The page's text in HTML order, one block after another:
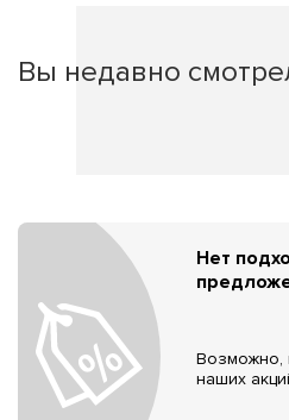
Вы недавно
Нет
Возможно,
наших